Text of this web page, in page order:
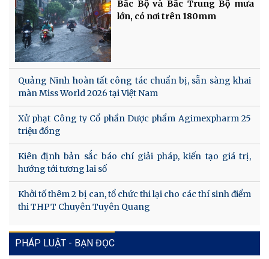
Bắc Bộ và Bắc Trung Bộ mưa
lớn, có nơi trên 180mm
Quảng Ninh hoàn tất công tác chuẩn bị, sẵn sàng khai
màn Miss World 2026 tại Việt Nam
Xử phạt Công ty Cổ phần Dược phẩm Agimexpharm 25
triệu đồng
Kiên định bản sắc báo chí giải pháp, kiến tạo giá trị,
hướng tới tương lai số
Khởi tố thêm 2 bị can, tổ chức thi lại cho các thí sinh điểm
thi THPT Chuyên Tuyên Quang
PHÁP LUẬT - BẠN ĐỌC